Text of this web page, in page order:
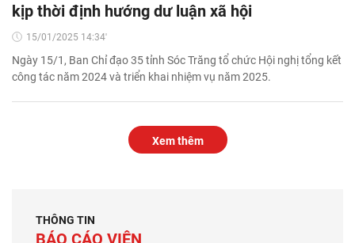
kịp thời định hướng dư luận xã hội
15/01/2025 14:34'
Ngày 15/1, Ban Chỉ đạo 35 tỉnh Sóc Trăng tổ chức Hội nghị tổng kết
công tác năm 2024 và triển khai nhiệm vụ năm 2025.
Xem thêm
THÔNG TIN
BÁO CÁO VIÊN